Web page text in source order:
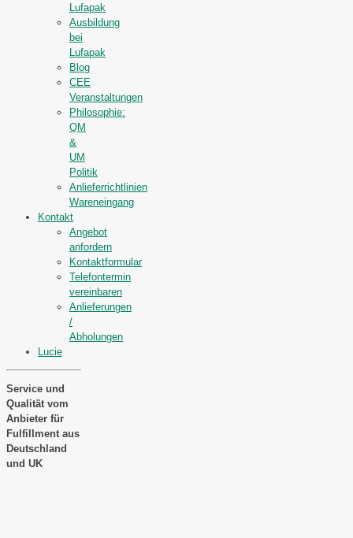
Lufapak
Ausbildung
bei
Lufapak
Blog
CEE
Veranstaltungen
Philosophie:
QM
&
UM
Politik
Anlieferrichtlinien
Wareneingang
Kontakt
Angebot
anfordern
Kontaktformular
Telefontermin
vereinbaren
Anlieferungen
/
Abholungen
Lucie
Service und
Qualität vom
Anbieter für
Fulfillment aus
Deutschland
und UK